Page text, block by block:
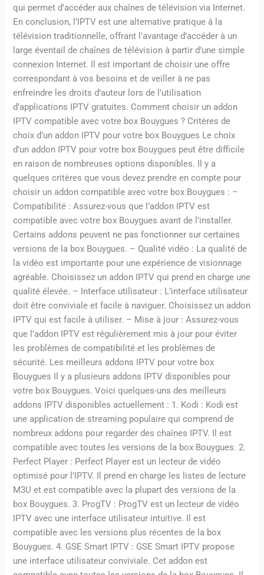
qui permet d’accéder aux chaînes de télévision via Internet.
En conclusion, l’IPTV est une alternative pratique à la
télévision traditionnelle, offrant l’avantage d’accéder à un
large éventail de chaînes de télévision à partir d’une simple
connexion Internet. Il est important de choisir une offre
correspondant à vos besoins et de veiller à ne pas
enfreindre les droits d’auteur lors de l’utilisation
d’applications IPTV gratuites. Comment choisir un addon
IPTV compatible avec votre box Bouygues ? Critères de
choix d’un addon IPTV pour votre box Bouygues Le choix
d’un addon IPTV pour votre box Bouygues peut être difficile
en raison de nombreuses options disponibles. Il y a
quelques critères que vous devez prendre en compte pour
choisir un addon compatible avec votre box Bouygues : –
Compatibilité : Assurez-vous que l’addon IPTV est
compatible avec votre box Bouygues avant de l’installer.
Certains addons peuvent ne pas fonctionner sur certaines
versions de la box Bouygues. – Qualité vidéo : La qualité de
la vidéo est importante pour une expérience de visionnage
agréable. Choisissez un addon IPTV qui prend en charge une
qualité élevée. – Interface utilisateur : L’interface utilisateur
doit être conviviale et facile à naviguer. Choisissez un addon
IPTV qui est facile à utiliser. – Mise à jour : Assurez-vous
que l’addon IPTV est régulièrement mis à jour pour éviter
les problèmes de compatibilité et les problèmes de
sécurité. Les meilleurs addons IPTV pour votre box
Bouygues Il y a plusieurs addons IPTV disponibles pour
votre box Bouygues. Voici quelques-uns des meilleurs
addons IPTV disponibles actuellement : 1. Kodi : Kodi est
une application de streaming populaire qui comprend de
nombreux addons pour regarder des chaînes IPTV. Il est
compatible avec toutes les versions de la box Bouygues. 2.
Perfect Player : Perfect Player est un lecteur de vidéo
optimisé pour l’IPTV. Il prend en charge les listes de lecture
M3U et est compatible avec la plupart des versions de la
box Bouygues. 3. ProgTV : ProgTV est un lecteur de vidéo
IPTV avec une interface utilisateur intuitive. Il est
compatible avec les versions plus récentes de la box
Bouygues. 4. GSE Smart IPTV : GSE Smart IPTV propose
une interface utilisateur conviviale. Cet addon est